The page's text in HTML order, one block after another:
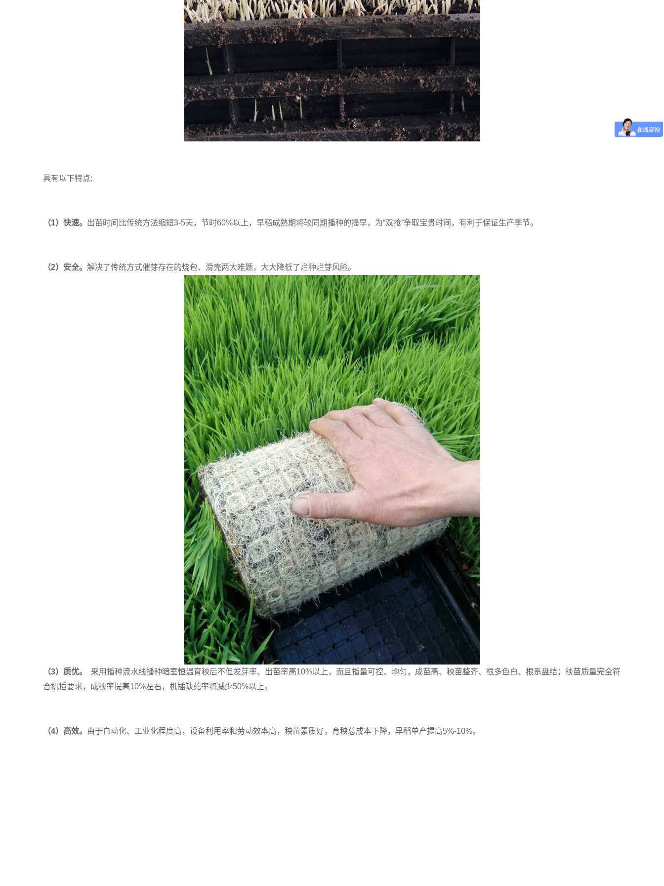
具有以下特点:
（1） 快速。 出苗时间比传统方法缩短3-5天，节时60%以上，早稻成熟期将较同期播种的提早，为“双抢”争取宝贵时间，有利于保证生产季节。
（2） 安全。 解决了传统方式催芽存在的烧包、滑壳两大难题，大大降低了烂种烂芽风险。
（3） 质优。 采用播种流水线播种暗室恒温育秧后不但发芽率、出苗率高10%以上，而且 播量可控、均匀，成苗高、秧苗整齐、根多色白、根系盘结；秧苗质量完全符
合机插要求， 成秧率提高10%左右，机插缺蔸率将减少50%以上。
（4） 高效。 由于自动化、工业化程度高，设备利用率和劳动效率高，秧苗素质好，育秧总成本下降，早稻单产提高5%-10%。